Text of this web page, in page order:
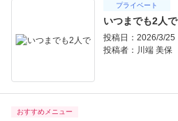
プライベート
いつまでも2人で
投稿日：2026/3/25
投稿者： 川端 美保
おすすめメニュー